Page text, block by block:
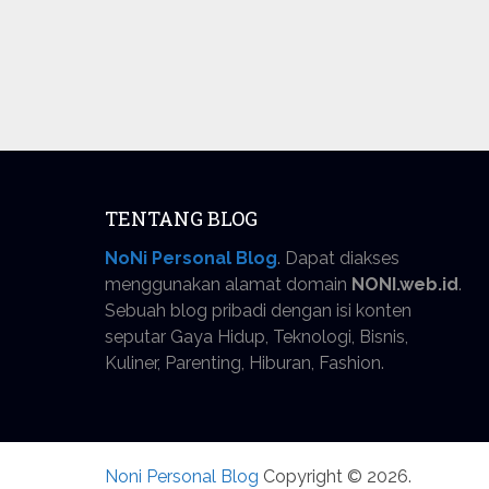
TENTANG BLOG
NoNi Personal Blog. Dapat diakses
menggunakan alamat domain NONI.web.id.
Sebuah blog pribadi dengan isi konten
seputar Gaya Hidup, Teknologi, Bisnis,
Kuliner, Parenting, Hiburan, Fashion.
Noni Personal Blog Copyright © 2026.